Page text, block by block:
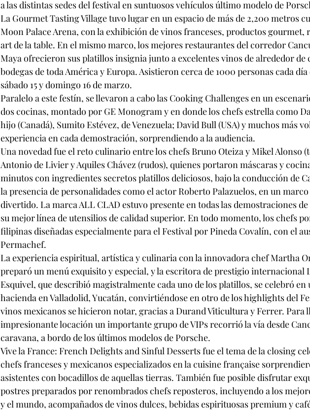
a las distintas sedes del festival en suntuosos vehículos último modelo de
La Gourmet Tasting Village tuvo lugar en un espacio de más de 2,200 metros
Moon Palace Arena, con la exhibición de vinos franceses, productos gourmet,
art de la table. En el mismo marco, los mejores restaurantes del corredor
Maya ofrecieron sus platillos insignia junto a excelentes vinos de alrededor de
bodegas de toda América y Europa. Asistieron cerca de 1000 personas cada
sábado 15 y domingo 16 de marzo.
Paralelo a este festín, se llevaron a cabo las Cooking Challenges en un
dos cocinas, montado por GE Monogram y en donde los chefs estrella como
hijo (Canadá), Sumito Estévez, de Venezuela; David Bull (USA) y muchos más
experiencia en cada demostración, sorprendiendo a la audiencia.
Una novedad fue el reto culinario entre los chefs Bruno Oteiza y Mikel Alonso
Antonio de Livier y Aquiles Chávez (rudos), quienes portaron máscaras y
minutos con ingredientes secretos platillos deliciosos, bajo la conducción de
la presencia de personalidades como el actor Roberto Palazuelos, en un
divertido. La marca ALL CLAD estuvo presente en todas las demostraciones
su mejor línea de utensilios de calidad superior. En todo momento, los chefs
filipinas diseñadas especialmente para el Festival por Pineda Covalín, con el
Permachef.
La experiencia espiritual, artística y culinaria con la innovadora chef Martha
preparó un menú exquisito y especial, y la escritora de prestigio internacional
Esquivel, que describió magistralmente cada uno de los platillos, se celebró en
hacienda en Valladolid, Yucatán, convirtiéndose en otro de los highlights del
vinos mexicanos se hicieron notar, gracias a Durand Viticultura y Ferrer. Para
impresionante locación un importante grupo de VIPs recorrió la vía desde
caravana, a bordo de los últimos modelos de Porsche.
Vive la France: French Delights and Sinful Desserts fue el tema de la closing
chefs franceses y mexicanos especializados en la cuisine française
asistentes con bocadillos de aquellas tierras. También fue posible disfrutar
postres preparados por renombrados chefs reposteros, incluyendo a los
y el mundo, acompañados de vinos dulces, bebidas espirituosas premium y